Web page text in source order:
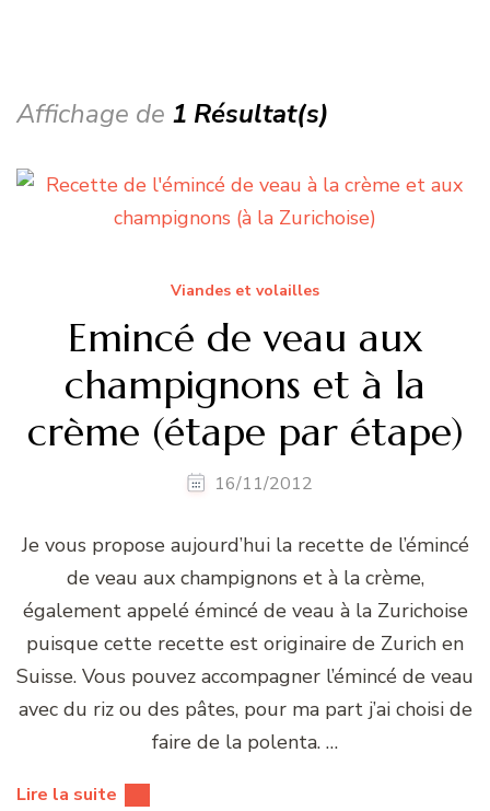
Affichage de 1 Résultat(s)
Viandes et volailles
Emincé de veau aux
champignons et à la
crème (étape par étape)
16/11/2012
Je vous propose aujourd’hui la recette de l’émincé
de veau aux champignons et à la crème,
également appelé émincé de veau à la Zurichoise
puisque cette recette est originaire de Zurich en
Suisse. Vous pouvez accompagner l’émincé de veau
avec du riz ou des pâtes, pour ma part j’ai choisi de
faire de la polenta. …
Lire la suite